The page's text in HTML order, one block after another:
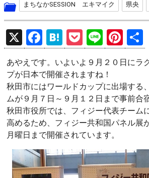
まちなかSESSION エキマイク 県央
X
F
a
ce
b
o
o
k
H
at
e
n
a
P
o
ck
et
Li
n
e
Pi
nt
er
es
t
あやえです。いよいよ９月２０日にラ
プが日本で開催されますね！
秋田市にはワールドカップに出場する
ムが９月７日～９月１２日まで事前合
秋田市役所では、フィジー代表チーム
高めるため、フィジー共和国パネル展
月曜日まで開催されています。